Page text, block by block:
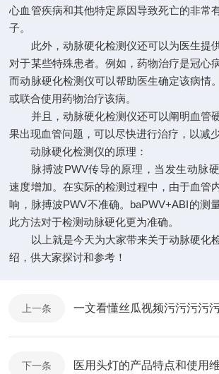
心血管疾病和其他特定原因导致死亡的非常
子。
此外，动脉硬化检测仪还可以为医生提供
对于某些特殊患者。例如，药物治疗是冠
而动脉硬化检测仪可以帮助医生确定该病情
或联合使用药物治疗该病。
并且，动脉硬化检测仪还可以阐明血管硬
果出现血管问题，可以尽快进行治疗，以减少
动脉硬化检测仪的原理：
脉搏波PWV传导的原理，当发生动脉硬
速度增加。在实际的检测过程中，由于血
响，脉搏波PWV不准确。baPWV+ABI的测量
此方法对于检测动脉硬化更为准确。
以上就是今天为大家带来关于动脉硬化
绍，供大家探讨和参考！
上一条
下一条 医用头灯的产品特点和使用